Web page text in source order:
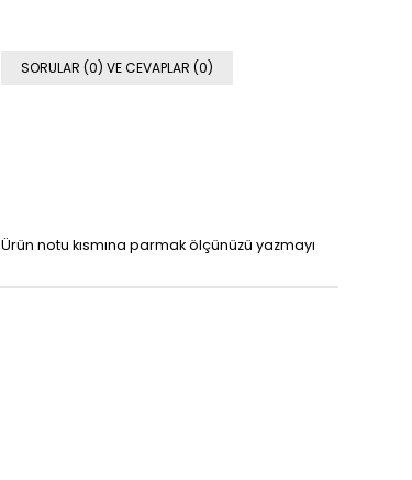
SORULAR (0) VE CEVAPLAR (0)
notu kısmına parmak ölçünüzü yazmayı